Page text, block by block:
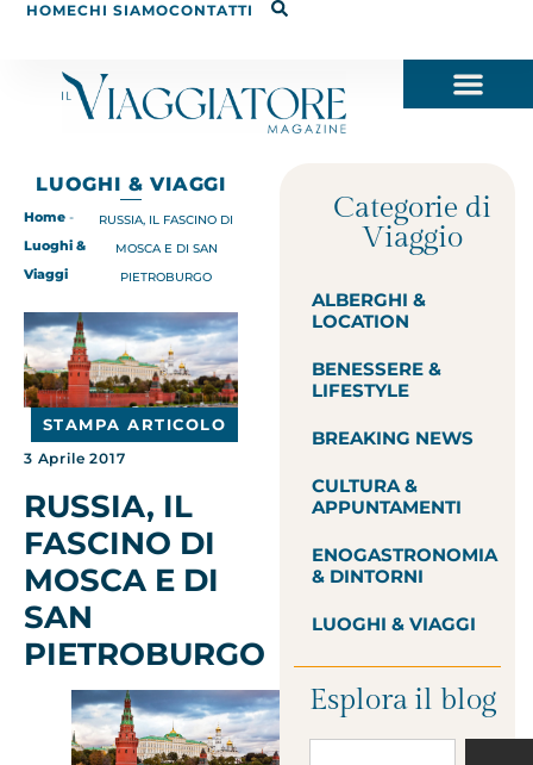
HOMECHI SIAMOCONTATTI
LUOGHI & VIAGGI
Home -
Luoghi &
Viaggi
RUSSIA, IL FASCINO DI
MOSCA E DI SAN
PIETROBURGO
STAMPA ARTICOLO
3 Aprile 2017
RUSSIA, IL
FASCINO DI
MOSCA E DI
SAN
PIETROBURGO
Categorie di
Viaggio
ALBERGHI &
LOCATION
BENESSERE &
LIFESTYLE
BREAKING NEWS
CULTURA &
APPUNTAMENTI
ENOGASTRONOMIA
& DINTORNI
LUOGHI & VIAGGI
Esplora il blog